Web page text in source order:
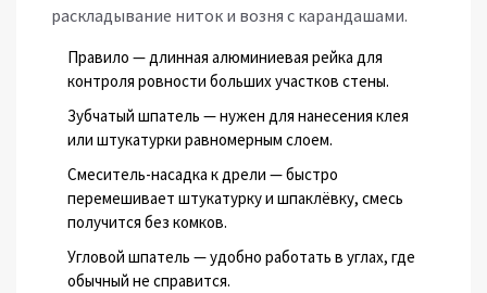
раскладывание ниток и возня с карандашами.
Правило — длинная алюминиевая рейка для
контроля ровности больших участков стены.
Зубчатый шпатель — нужен для нанесения клея
или штукатурки равномерным слоем.
Смеситель-насадка к дрели — быстро
перемешивает штукатурку и шпаклёвку, смесь
получится без комков.
Угловой шпатель — удобно работать в углах, где
обычный не справится.